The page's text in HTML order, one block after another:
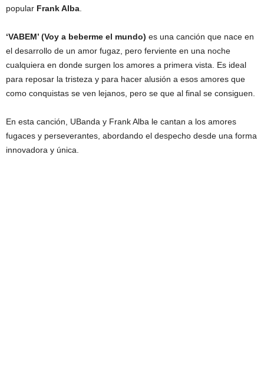
popular Frank Alba.
‘VABEM’ (Voy a beberme el mundo) es una canción que nace en
el desarrollo de un amor fugaz, pero ferviente en una noche
cualquiera en donde surgen los amores a primera vista. Es ideal
para reposar la tristeza y para hacer alusión a esos amores que
como conquistas se ven lejanos, pero se que al final se consiguen.
En esta canción, UBanda y Frank Alba le cantan a los amores
fugaces y perseverantes, abordando el despecho desde una forma
innovadora y única.